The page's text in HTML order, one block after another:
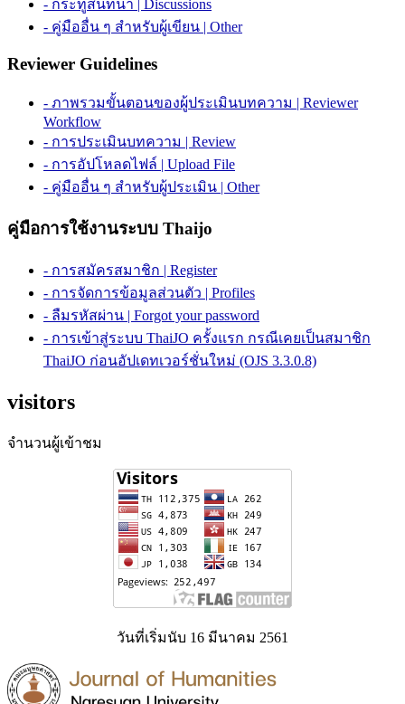
- กระทู้สนทนา | Discussions
- คู่มืออื่น ๆ สำหรับผู้เขียน | Other
Reviewer Guidelines
- ภาพรวมขั้นตอนของผู้ประเมินบทความ | Reviewer
Workflow
- การประเมินบทความ | Review
- การอัปโหลดไฟล์ | Upload File
- คู่มืออื่น ๆ สำหรับผู้ประเมิน | Other
คู่มือการใช้งานระบบ Thaijo
- การสมัครสมาชิก | Register
- การจัดการข้อมูลส่วนตัว | Profiles
- ลืมรหัสผ่าน | Forgot your password
- การเข้าสู่ระบบ ThaiJO ครั้งแรก กรณีเคยเป็นสมาชิก
ThaiJO ก่อนอัปเดทเวอร์ชั่นใหม่ (OJS 3.3.0.8)
visitors
จำนวนผู้เข้าชม
วันที่เริ่มนับ 16 มีนาคม 2561